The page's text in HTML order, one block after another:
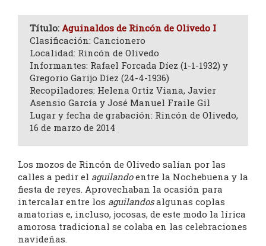
Título: Aguinaldos de Rincón de Olivedo I
Clasificación: Cancionero
Localidad: Rincón de Olivedo
Informantes: Rafael Forcada Díez (1-1-1932) y
Gregorio Garijo Díez (24-4-1936)
Recopiladores: Helena Ortiz Viana, Javier
Asensio García y José Manuel Fraile Gil
Lugar y fecha de grabación: Rincón de Olivedo,
16 de marzo de 2014
Los mozos de Rincón de Olivedo salían por las
calles a pedir el aguilandoentre la Nochebuena y la
fiesta de reyes. Aprovechaban la ocasión para
intercalar entre los aguilandosalgunas coplas
amatorias e, incluso, jocosas, de este modo la lírica
amorosa tradicional se colaba en las celebraciones
navideñas.